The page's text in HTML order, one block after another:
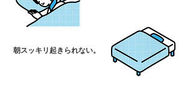
朝スッキリ起きられない。